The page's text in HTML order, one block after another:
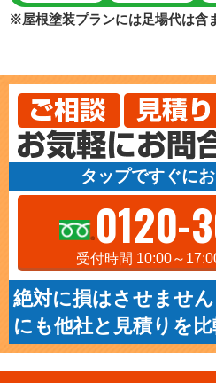
※屋根塗装プランには足場代は含
タップですぐに
0120-
受付時間 10:00～
絶対に損はさせませ
にも他社と見積りを